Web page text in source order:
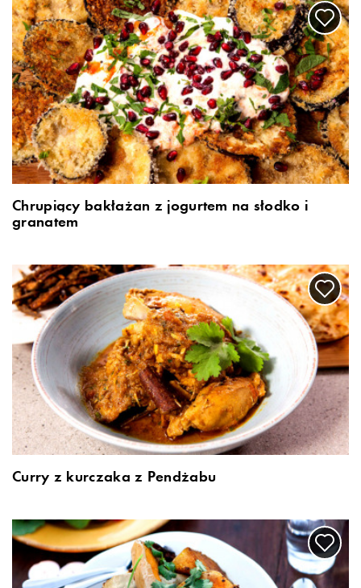
Chrupiący bakłażan z jogurtem na słodko i
granatem
Curry z kurczaka z Pendżabu